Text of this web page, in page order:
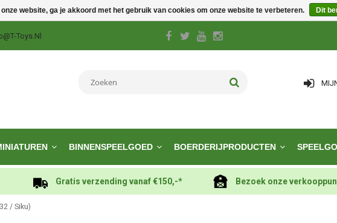
Toys.nl
BINNENSPEELGOED BOERDERIJPRODUCTEN
Gratis verzending vanaf €150,-* Bezoek onze
/ Siku)
website, ga je akkoord met het gebruik van cookies om onze website te verbeteren. Dit